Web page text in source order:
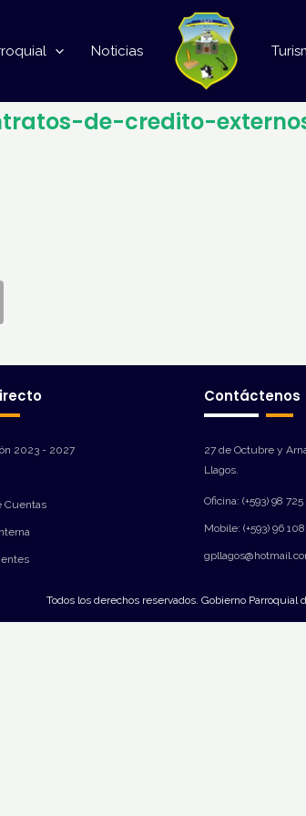
Noticias
de-credito-
2023 - 2027
Cuentas
Contáctenos
27 de Octubre y
Llagos.
Oficina: (+593) 98 725
Mobile: (+593) 96
Todos los derechos reservados. Gobierno Parroquial